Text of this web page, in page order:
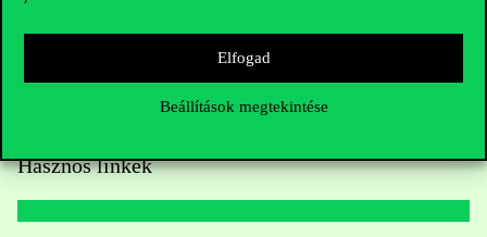
Elfogad
Beállítások megtekintése
Hasznos linkek